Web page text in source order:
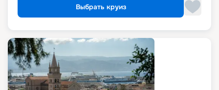
Выбрать круиз